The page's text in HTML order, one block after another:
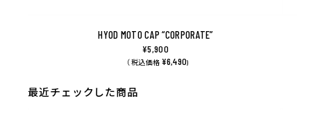
HYOD MOTO CAP “CORPORATE”
¥5,900
（ 税込価格 ¥6,490)
最近チェックした商品